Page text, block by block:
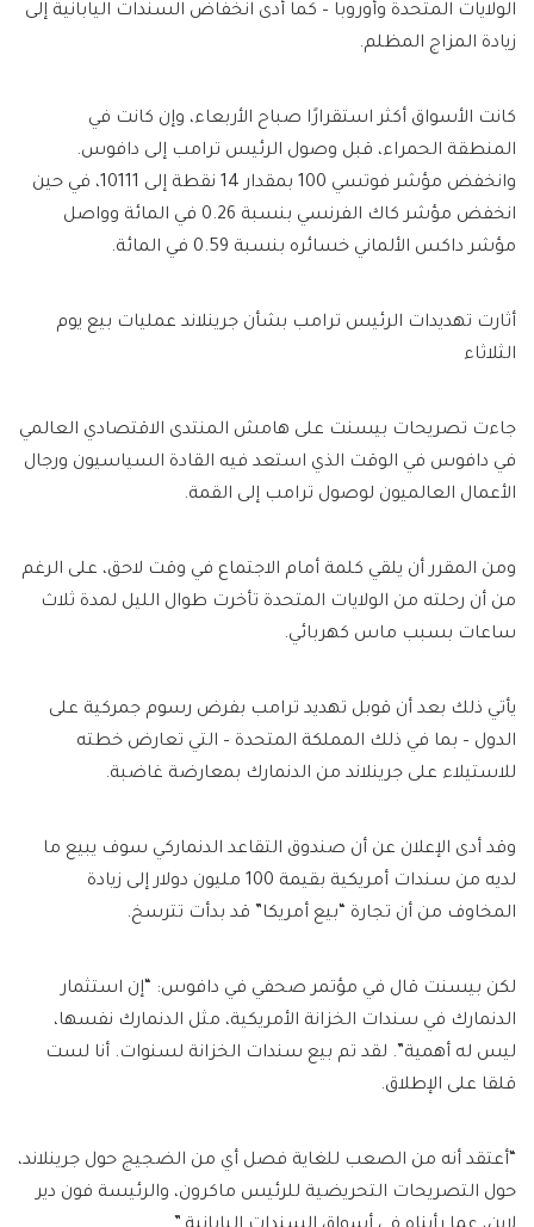
الولايات المتحدة وأوروبا – كما أدى انخفاض السندات اليابانية إلى
زيادة المزاج المظلم.
كانت الأسواق أكثر استقرارًا صباح الأربعاء، وإن كانت في
المنطقة الحمراء، قبل وصول الرئيس ترامب إلى دافوس.
وانخفض مؤشر فوتسي 100 بمقدار 14 نقطة إلى 10111، في حين
انخفض مؤشر كاك الفرنسي بنسبة 0.26 في المائة وواصل
مؤشر داكس الألماني خسائره بنسبة 0.59 في المائة.
أثارت تهديدات الرئيس ترامب بشأن جرينلاند عمليات بيع يوم
الثلاثاء
جاءت تصريحات بيسنت على هامش المنتدى الاقتصادي العالمي
في دافوس في الوقت الذي استعد فيه القادة السياسيون ورجال
الأعمال العالميون لوصول ترامب إلى القمة.
ومن المقرر أن يلقي كلمة أمام الاجتماع في وقت لاحق، على الرغم
من أن رحلته من الولايات المتحدة تأخرت طوال الليل لمدة ثلاث
ساعات بسبب ماس كهربائي.
يأتي ذلك بعد أن قوبل تهديد ترامب بفرض رسوم جمركية على
الدول – بما في ذلك المملكة المتحدة – التي تعارض خطته
للاستيلاء على جرينلاند من الدنمارك بمعارضة غاضبة.
وقد أدى الإعلان عن أن صندوق التقاعد الدنماركي سوف يبيع ما
لديه من سندات أمريكية بقيمة 100 مليون دولار إلى زيادة
المخاوف من أن تجارة “بيع أمريكا” قد بدأت تترسخ.
لكن بيسنت قال في مؤتمر صحفي في دافوس: “إن استثمار
الدنمارك في سندات الخزانة الأمريكية، مثل الدنمارك نفسها،
ليس له أهمية”. لقد تم بيع سندات الخزانة لسنوات. أنا لست
قلقا على الإطلاق.
“أعتقد أنه من الصعب للغاية فصل أي من الضجيج حول جرينلاند،
حول التصريحات التحريضية للرئيس ماكرون، والرئيسة فون دير